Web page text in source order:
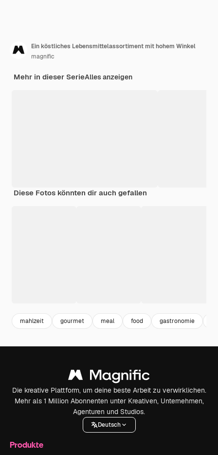
Ein köstliches Lebensmittelassortiment mit hohem Winkel
magnific
Mehr in dieser SerieAlles anzeigen
Diese Fotos könnten dir auch gefallen
mahlzeit gourmet meal food gastronomie
Die kreative Plattform, um deine beste Arbeit zu verwirklichen.
Mehr als 1 Million Abonnenten unter Kreativen, Unternehmen,
Agenturen und Studios.
Deutsch
Produkte